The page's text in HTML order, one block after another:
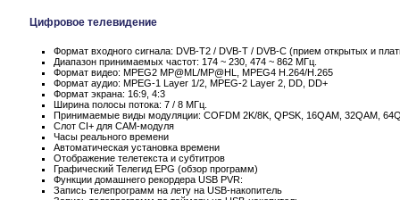
Цифровое телевидение
Формат входного сигнала: DVB-T2 / DVB-T / DVB-C (прием открытых и
Диапазон принимаемых частот: 174 ~ 230, 474 ~ 862 МГц.
Формат видео: MPEG2 MP@ML/MP@HL, MPEG4 H.264/H.265
Формат аудио: MPEG-1 Layer 1/2, MPEG-2 Layer 2, DD, DD+
Формат экрана: 16:9, 4:3
Ширина полосы потока: 7 / 8 МГц.
Принимаемые виды модуляции: COFDM 2K/8K, QPSK, 16QAM, 32QAM,
Слот CI+ для CAM-модуля
Часы реального времени
Автоматическая установка времени
Отображение телетекста и субтитров
Графический Телегид EPG (обзор программ)
Функции домашнего рекордера USB PVR:
Запись телепрограмм на лету на USB-накопитель